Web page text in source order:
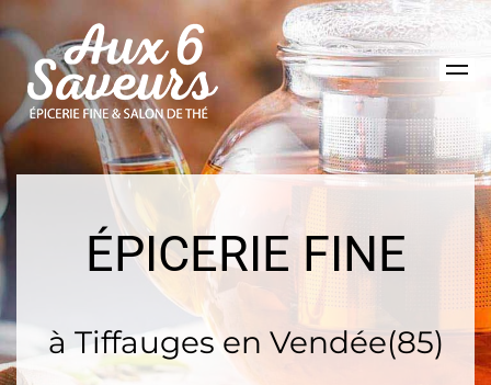
ÉPICERIE FINE
à Tiffauges en Vendée(85)